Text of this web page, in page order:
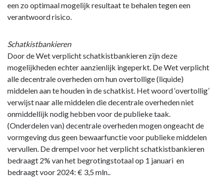
een zo optimaal mogelijk resultaat te behalen tegen een
verantwoord risico.
Schatkistbankieren
Door de Wet verplicht schatkistbankieren zijn deze
mogelijkheden echter aanzienlijk ingeperkt. De Wet verplicht
alle decentrale overheden om hun overtollige (liquide)
middelen aan te houden in de schatkist. Het woord ‘overtollig’
verwijst naar alle middelen die decentrale overheden niet
onmiddellijk nodig hebben voor de publieke taak.
(Onderdelen van) decentrale overheden mogen ongeacht de
vormgeving dus geen bewaarfunctie voor publieke middelen
vervullen. De drempel voor het verplicht schatkistbankieren
bedraagt 2% van het begrotingstotaal op 1 januari en
bedraagt voor 2024: € 3,5 mln..